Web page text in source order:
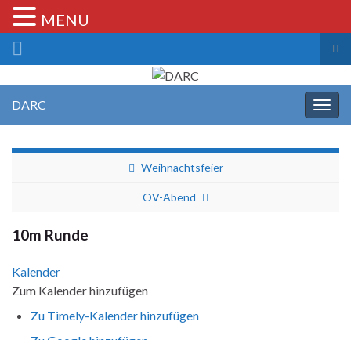
DARC
Weihnachtsfeier
OV-Abend
10m Runde
Kalender
Zum Kalender hinzufügen
Zu Timely-Kalender hinzufügen
MENU